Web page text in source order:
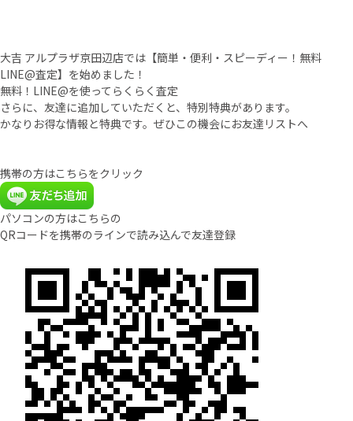
大吉 アルプラザ京田辺店では【簡単・便利・スピーディー！無料
LINE@査定】を始めました！
無料！LINE@を使ってらくらく査定
さらに、友達に追加していただくと、特別特典があります。
かなりお得な情報と特典です。ぜひこの機会にお友達リストへ
携帯の方はこちらをクリック
パソコンの方はこちらの
QRコードを携帯のラインで読み込んで友達登録